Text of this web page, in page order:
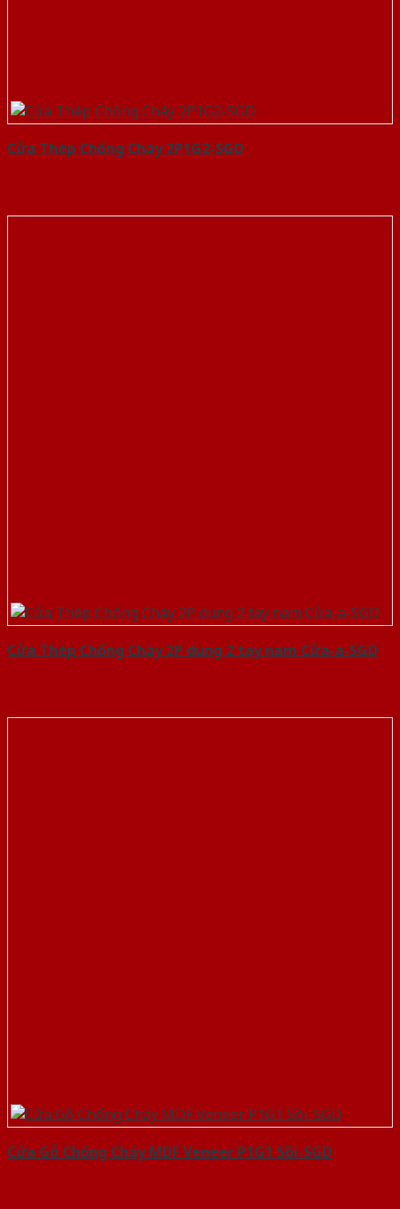
Cửa Thép Chống Cháy 2P1G2-SGD
Cửa Thép Chống Cháy 2P dung 2 tay nam Cửa-a-SGD
Cửa Gỗ Chống Cháy MDF Veneer P1G1 Sồi-SGD